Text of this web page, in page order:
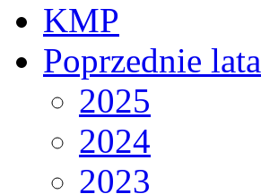
KMP
Poprzednie lata
2025
2024
2023